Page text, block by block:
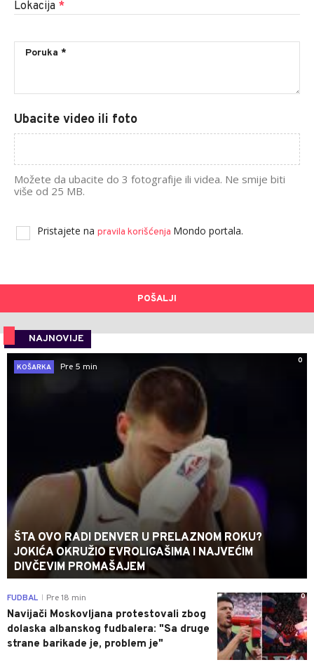
Lokacija *
Ubacite video ili foto
Možete da ubacite do 3 fotografije ili videa. Ne smije biti
više od 25 MB.
Pristajete na pravila korišćenja Mondo portala.
POŠALJI
NAJNOVIJE
0
KOŠARKA
Pre 5 min
ŠTA OVO RADI DENVER U PRELAZNOM ROKU?
JOKIĆA OKRUŽIO EVROLIGAŠIMA I NAJVEĆIM
DIVČEVIM PROMAŠAJEM
0
FUDBAL Pre 18 min
Navijači Moskovljana protestovali zbog
dolaska albanskog fudbalera: "Sa druge
strane barikade je, problem je"